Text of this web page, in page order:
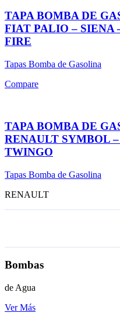
TAPA BOMBA DE
FIAT PALIO – SIENA
FIRE
Tapas Bomba de Gasolina
Compare
TAPA BOMBA DE
RENAULT SYMBOL
TWINGO
Tapas Bomba de Gasolina
RENAULT
Bombas
de Agua
Ver Más